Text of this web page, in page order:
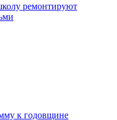
ремонтируют
к годовщине